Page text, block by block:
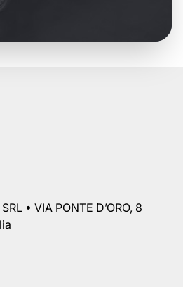
• VIA PONTE D’ORO, 8